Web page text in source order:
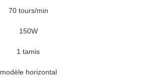
70 tours/min
150W
1 tamis
modèle horizontal